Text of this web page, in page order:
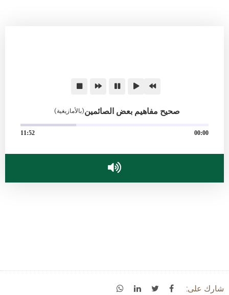
صحيح مفاهيم بعض الصائمين(بالأمازيغية)
00:00
11:52
شارك على: